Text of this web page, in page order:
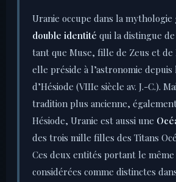
Uranie occupe dans la mythologie
double identité qui la distingue
tant que Muse, fille de Zeus et de
elle préside à l’astronomie depuis
d’Hésiode (VIIIe siècle av. J.-C.).
tradition plus ancienne,
Hésiode, Uranie est aussi une
des trois mille filles des Titans
Ces deux entités portant le
considérées comme distinctes